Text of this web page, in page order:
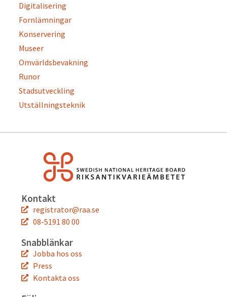
Digitalisering
Fornlämningar
Konservering
Museer
Omvärldsbevakning
Runor
Stadsutveckling
Utställningsteknik
Kontakt
registrator@raa.se
08-5191 80 00
Snabblänkar
Jobba hos oss
Press
Kontakta oss